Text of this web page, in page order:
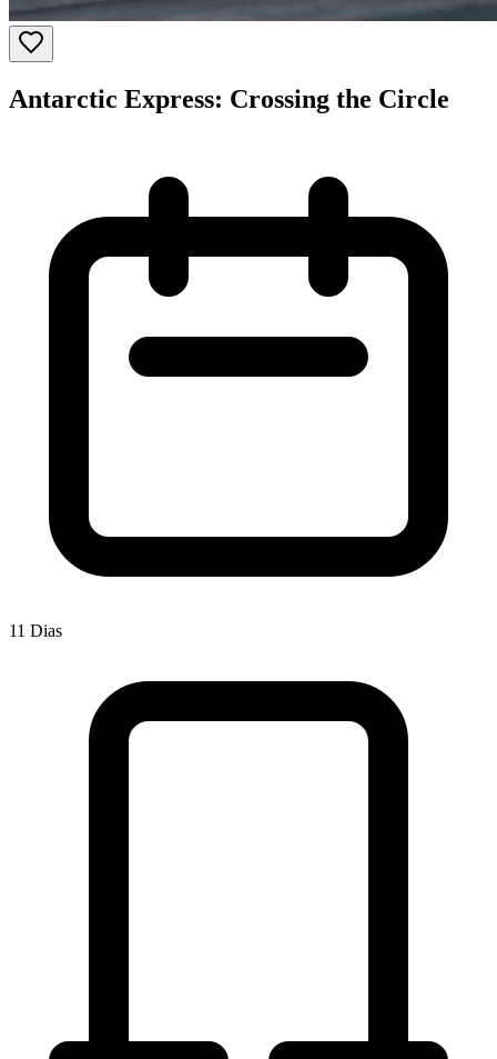
Antarctic Express: Crossing the Circle
11 Dias